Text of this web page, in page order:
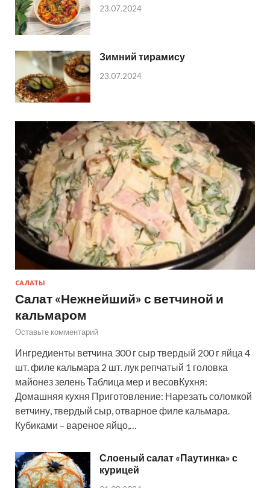
23.07.2024
Зимний тирамису
23.07.2024
САЛАТЫ
Салат «Нежнейший» с ветчиной и
кальмаром
Оставьте комментарий
Ингредиенты ветчина 300 г сыр твердый 200 г яйца 4
шт. филе кальмара 2 шт. лук репчатый 1 головка
майонез зелень Таблица мер и весовКухня:
Домашняя кухня Приготовление: Нарезать соломкой
ветчину, твердый сыр, отварное филе кальмара.
Кубиками – вареное яйцо,…
Слоеный салат «Паутинка» с
курицей